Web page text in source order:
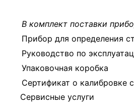
В комплект поставки
Прибор для определения
Руководство по
Упаковочная коробка
Сертификат о калибровке
Сервисные услуги